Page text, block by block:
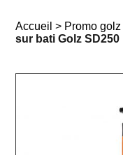
Accueil > Promo golz
sur bati Golz SD250